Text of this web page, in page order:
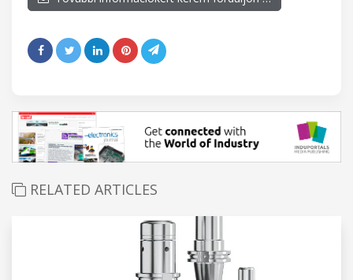
RELATED ARTICLES